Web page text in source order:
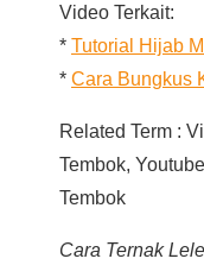
Video Terkait:
* Tutorial Hijab
* Cara Bungkus
Related Term :
Tembok,
Tembok
Cara Ternak